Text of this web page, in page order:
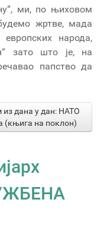
ми, по њиховом
жртве, мада
европских народа,
зато што је, на
папство да
из дана у дан: НАТО
(књига на поклон)